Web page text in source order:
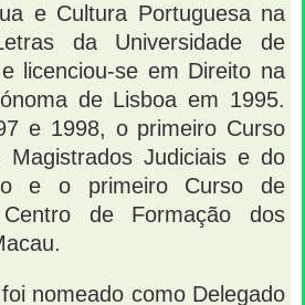
e Cultura Portuguesa na
da Universidade de
licenciou-se em Direito na
de Lisboa em 1995.
e 1998, o primeiro Curso
Judiciais e do
e o primeiro Curso de
de Formação dos
nomeado como Delegado